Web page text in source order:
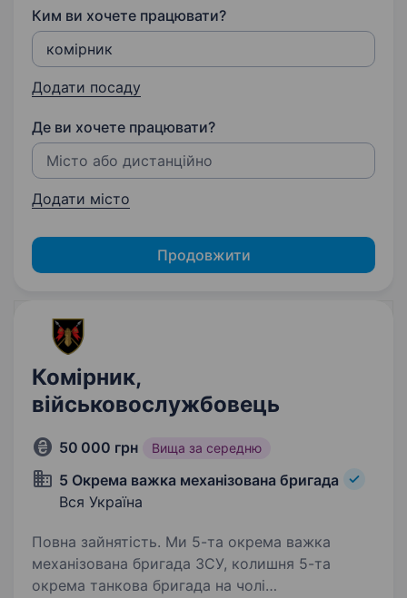
Ким ви хочете працювати?
Додати посаду
Де ви хочете працювати?
Додати місто
Продовжити
Комірник,
військовослужбовець
50 000 грн Вища за середню
5 Окрема важка механізована бригада
Вся Україна
Повна зайнятість. Ми 5-та окрема важка
механізована бригада ЗСУ, колишня 5-та
окрема танкова бригада на чолі